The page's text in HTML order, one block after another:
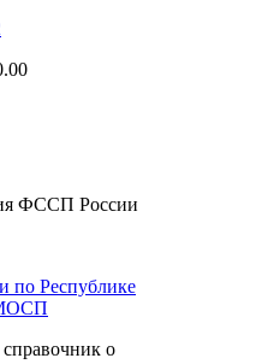
ФССП России
Республике
МОСП
о